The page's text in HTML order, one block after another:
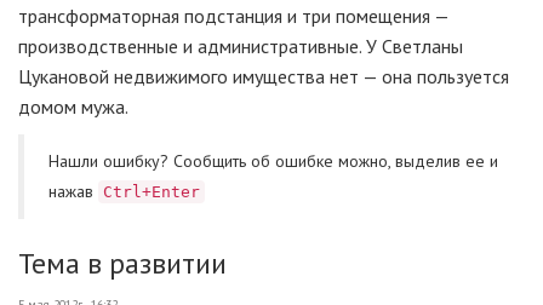
трансформаторная подстанция и три помещения —
производственные и административные. У Светланы
Цукановой недвижимого имущества нет — она пользуется
домом мужа.
Нашли ошибку? Cообщить об ошибке можно, выделив ее и
нажав
Ctrl+Enter
Тема в развитии